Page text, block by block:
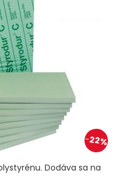
22%
Dodáva sa na